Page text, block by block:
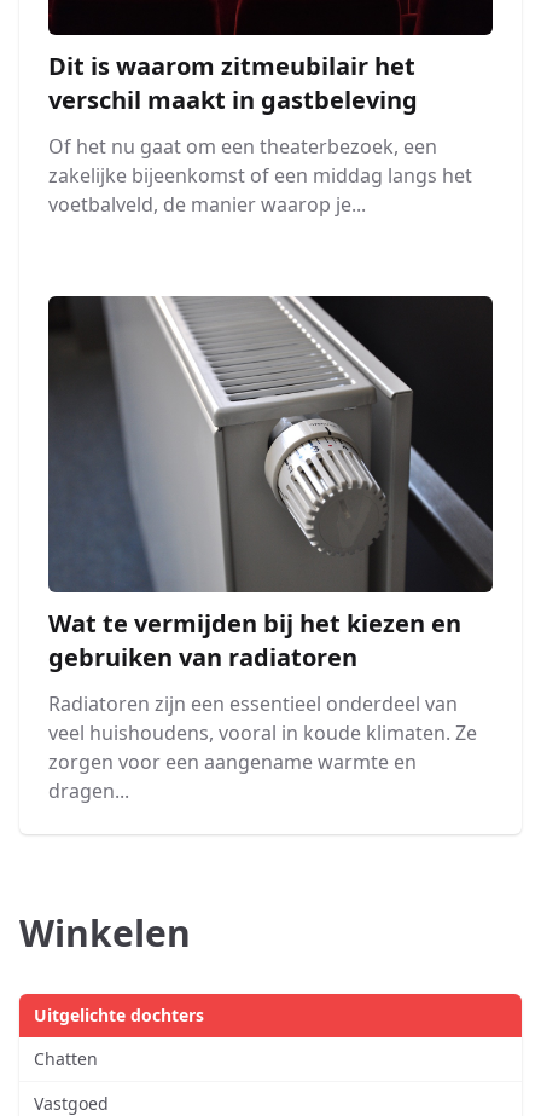
Dit is waarom zitmeubilair het
verschil maakt in gastbeleving
Of het nu gaat om een theaterbezoek, een
zakelijke bijeenkomst of een middag langs het
voetbalveld, de manier waarop je...
Wat te vermijden bij het kiezen en
gebruiken van radiatoren
Radiatoren zijn een essentieel onderdeel van
veel huishoudens, vooral in koude klimaten. Ze
zorgen voor een aangename warmte en
dragen...
Winkelen
Uitgelichte dochters
Chatten
Vastgoed